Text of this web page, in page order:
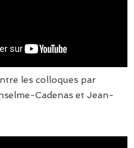
les colloques par
Cadenas et Jean-